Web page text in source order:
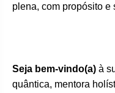
plena, com propósito e
Seja bem-vindo(a) à
quântica, mentora